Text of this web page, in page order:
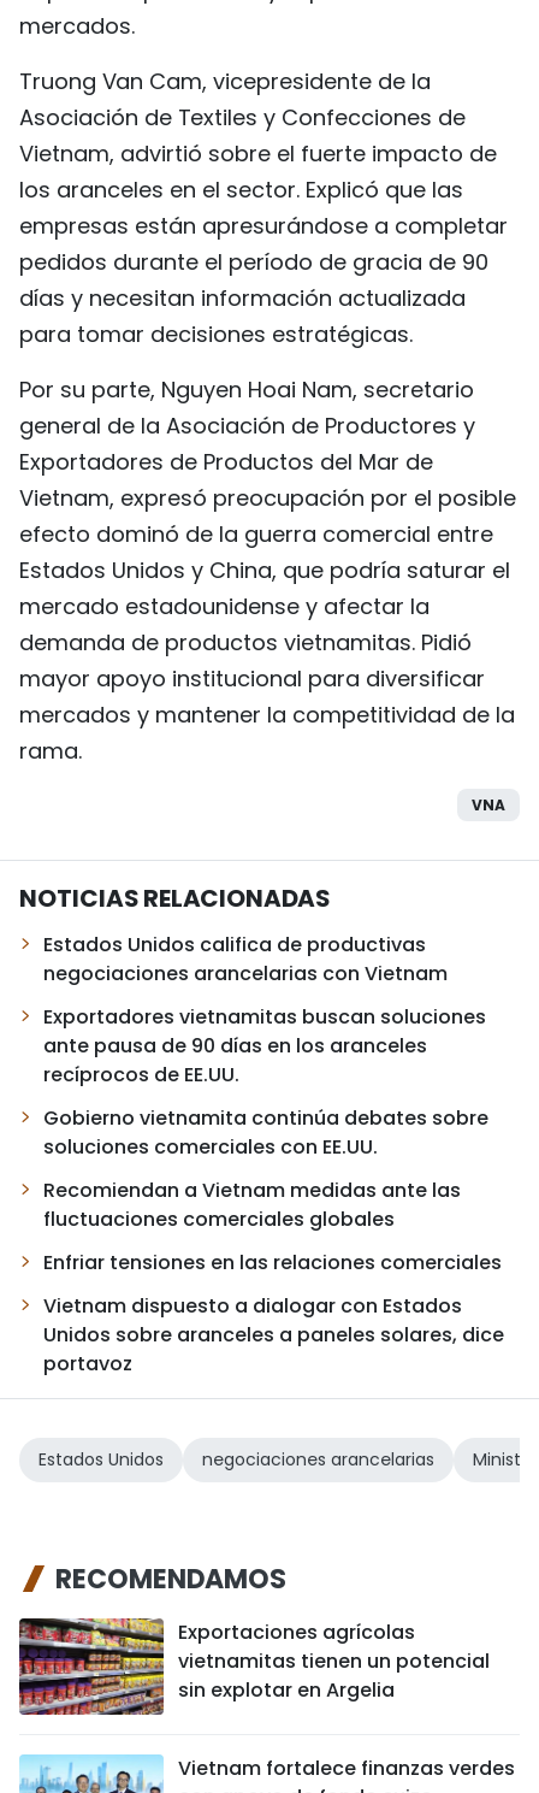
mercados.
Truong Van Cam, vicepresidente de la
Asociación de Textiles y Confecciones de
Vietnam, advirtió sobre el fuerte impacto de
los aranceles en el sector. Explicó que las
empresas están apresurándose a completar
pedidos durante el período de gracia de 90
días y necesitan información actualizada
para tomar decisiones estratégicas.
Por su parte, Nguyen Hoai Nam, secretario
general de la Asociación de Productores y
Exportadores de Productos del Mar de
Vietnam, expresó preocupación por el posible
efecto dominó de la guerra comercial entre
Estados Unidos y China, que podría saturar el
mercado estadounidense y afectar la
demanda de productos vietnamitas. Pidió
mayor apoyo institucional para diversificar
mercados y mantener la competitividad de la
rama.
VNA
NOTICIAS RELACIONADAS
Estados Unidos califica de productivas
negociaciones arancelarias con Vietnam
Exportadores vietnamitas buscan soluciones
ante pausa de 90 días en los aranceles
recíprocos de EE.UU.
Gobierno vietnamita continúa debates sobre
soluciones comerciales con EE.UU.
Recomiendan a Vietnam medidas ante las
fluctuaciones comerciales globales
Enfriar tensiones en las relaciones comerciales
Vietnam dispuesto a dialogar con Estados
Unidos sobre aranceles a paneles solares, dice
portavoz
Estados Unidos negociaciones arancelarias
RECOMENDAMOS
Exportaciones agrícolas
vietnamitas tienen un potencial
sin explotar en Argelia
Vietnam fortalece finanzas verdes